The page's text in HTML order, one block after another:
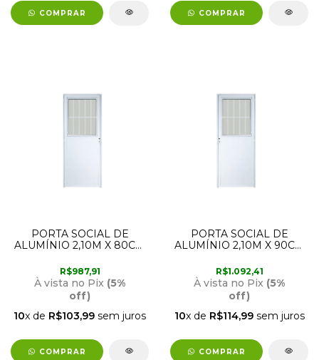
COMPRAR COMPRAR
PORTA SOCIAL DE
ALUMÍNIO 2,10M X 80CM
ESQUERDA BRANCA LUX
R$987,91
À vista no Pix (5%
off)
10x de R$103,99 sem juros
COMPRAR
PORTA SOCIAL DE
ALUMÍNIO 2,10M X 90CM
DIREITA BRANCA LUX
R$1.092,41
À vista no Pix (5%
off)
10x de R$114,99sem juros
COMPRAR